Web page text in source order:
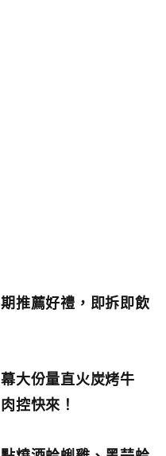
推薦好禮，即拆即飲
大份量直火炭烤牛
控快來！